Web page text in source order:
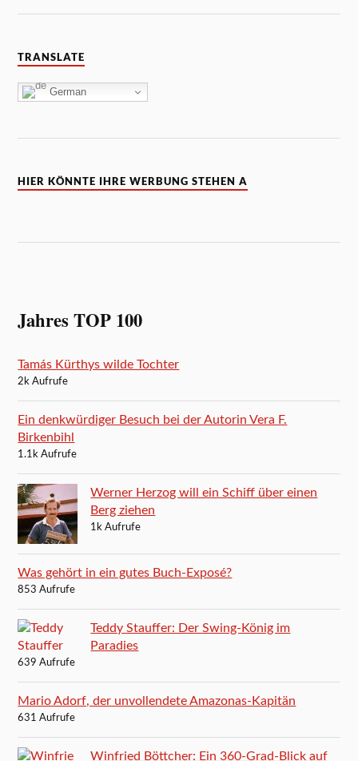
TRANSLATE
German
HIER KÖNNTE IHRE WERBUNG STEHEN A
Jahres TOP 100
Tamás Kürthys wilde Tochter
2k Aufrufe
Ein denkwürdiger Besuch bei der Autorin Vera F.
Birkenbihl
1.1k Aufrufe
Werner Herzog will ein Schiff über einen
Berg ziehen
1k Aufrufe
Was gehört in ein gutes Buch-Exposé?
853 Aufrufe
Teddy Stauffer: Der Swing-König im
Paradies
639 Aufrufe
Mario Adorf, der unvollendete Amazonas-Kapitän
631 Aufrufe
Winfried Böttcher: Ein 360-Grad-Blick auf